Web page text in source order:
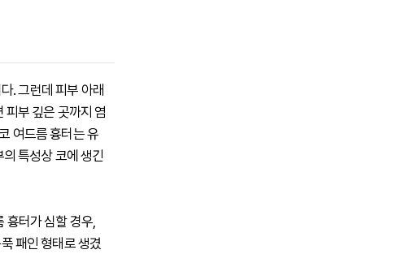
. 그런데 피부 아래
피부 깊은 곳까지 염
여드름 흉터는 유
특성상 코에 생긴
흉터가 심할 경우,
패인 형태로 생겼